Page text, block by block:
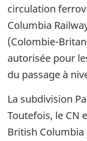
circulation
Columbia
(Colombie-
autorisée pour
du passage à
La subdivision
Toutefois, le CN
British